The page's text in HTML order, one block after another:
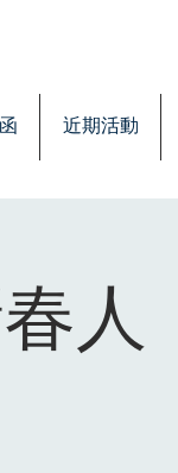
近期活動
人